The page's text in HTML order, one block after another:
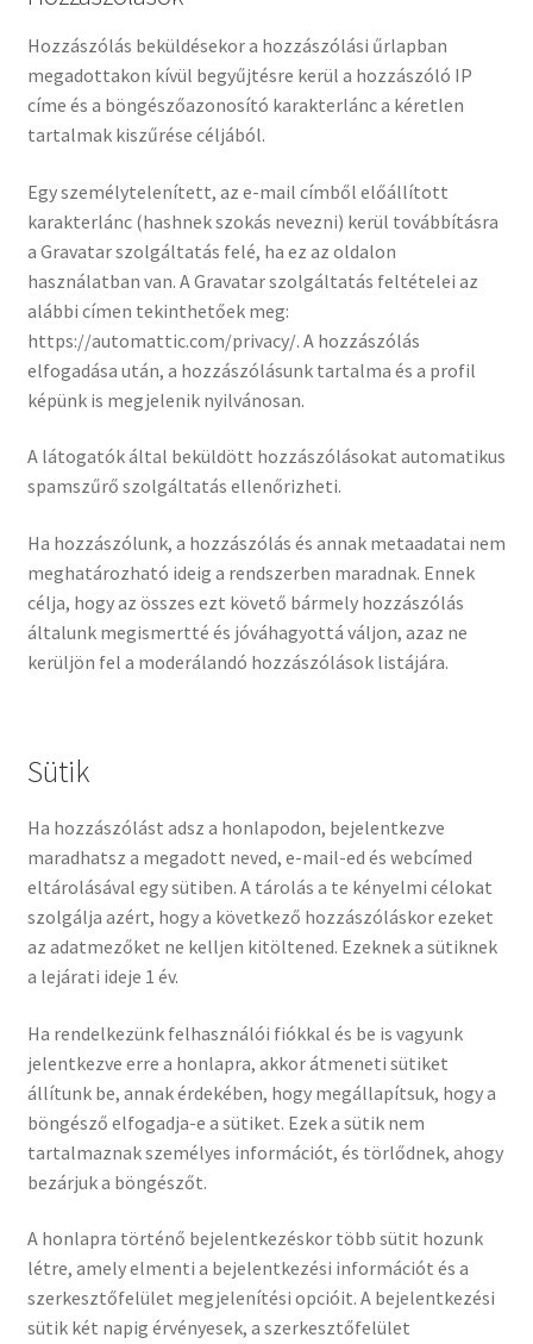
Hozzászólás beküldésekor a hozzászólási űrlapban
megadottakon kívül begyűjtésre kerül a hozzászóló IP
címe és a böngészőazonosító karakterlánc a kéretlen
tartalmak kiszűrése céljából.
Egy személytelenített, az e-mail címből előállított
karakterlánc (hashnek szokás nevezni) kerül továbbításra
a Gravatar szolgáltatás felé, ha ez az oldalon
használatban van. A Gravatar szolgáltatás feltételei az
alábbi címen tekinthetőek meg:
https://automattic.com/privacy/. A hozzászólás
elfogadása után, a hozzászólásunk tartalma és a profil
képünk is megjelenik nyilvánosan.
A látogatók által beküldött hozzászólásokat automatikus
spamszűrő szolgáltatás ellenőrizheti.
Ha hozzászólunk, a hozzászólás és annak metaadatai nem
meghatározható ideig a rendszerben maradnak. Ennek
célja, hogy az összes ezt követő bármely hozzászólás
általunk megismertté és jóváhagyottá váljon, azaz ne
kerüljön fel a moderálandó hozzászólások listájára.
Sütik
Ha hozzászólást adsz a honlapodon, bejelentkezve
maradhatsz a megadott neved, e-mail-ed és webcímed
eltárolásával egy sütiben. A tárolás a te kényelmi célokat
szolgálja azért, hogy a következő hozzászóláskor ezeket
az adatmezőket ne kelljen kitöltened. Ezeknek a sütiknek
a lejárati ideje 1 év.
Ha rendelkezünk felhasználói fiókkal és be is vagyunk
jelentkezve erre a honlapra, akkor átmeneti sütiket
állítunk be, annak érdekében, hogy megállapítsuk, hogy a
böngésző elfogadja-e a sütiket. Ezek a sütik nem
tartalmaznak személyes információt, és törlődnek, ahogy
bezárjuk a böngészőt.
A honlapra történő bejelentkezéskor több sütit hozunk
létre, amely elmenti a bejelentkezési információt és a
szerkesztőfelület megjelenítési opcióit. A bejelentkezési
sütik két napig érvényesek, a szerkesztőfelület